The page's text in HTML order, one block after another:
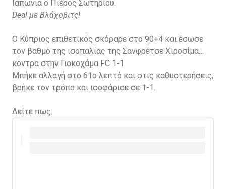
Ιαπωνία ο Πιέρος Σωτηρίου.
Deal με Βλάχοβιτς!
Ο Κύπριος επιθετικός σκόραρε στο 90+4 και έσωσε
τον βαθμό της ισοπαλίας της Σανφρέτσε Χιροσίμα
κόντρα στην Γιοκοχάμα FC 1-1.
Μπήκε αλλαγή στο 61ο λεπτό και στις καθυστερήσεις,
βρήκε τον τρόπο και ισοφάρισε σε 1-1.
Δείτε πως: